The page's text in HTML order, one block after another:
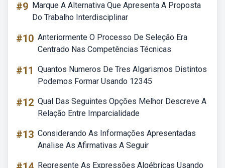
#9 Marque A Alternativa Que Apresenta A Proposta
Do Trabalho Interdisciplinar
#10 Anteriormente O Processo De Seleção Era
Centrado Nas Competências Técnicas
#11 Quantos Numeros De Tres Algarismos Distintos
Podemos Formar Usando 12345
#12 Qual Das Seguintes Opções Melhor Descreve A
Relação Entre Imparcialidade
#13 Considerando As Informações Apresentadas
Analise As Afirmativas A Seguir
Represente As Expressões Algébricas Usando